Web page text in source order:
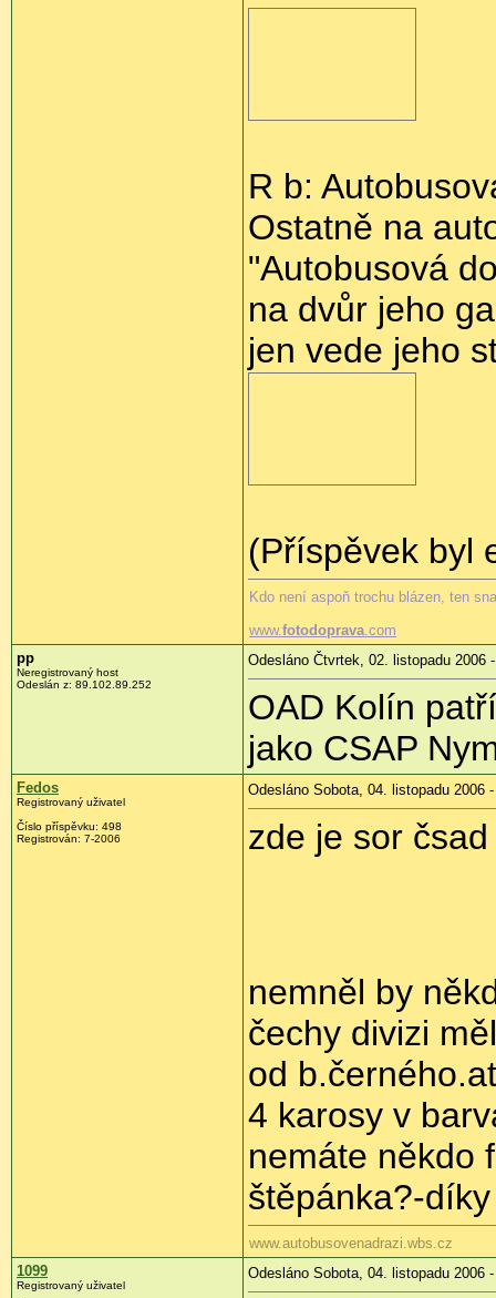
R b:
Ostatně na
"Autobusová
na dvůr jeho
jen vede jeho
(Příspěvek byl
Kdo není aspoň trochu blázen, ten
www.fotodoprava .com
pp
Neregistrovaný host
Odeslán z: 89.102.89.252
Odesláno Čtvrtek, 02. listopadu 2006
OAD Kolín
jako CSAP
Fedos
Registrovaný uživatel
Číslo příspěvku: 498
Registrován: 7-2006
Odesláno Sobota, 04. listopadu 2006
zde je sor
nemněl by
čechy divizi
od
4 karosy v
nemáte někdo
štěpánka?-díky
www.autobusovenadrazi.wbs.cz
1099
Registrovaný uživatel
Odesláno Sobota, 04. listopadu 2006